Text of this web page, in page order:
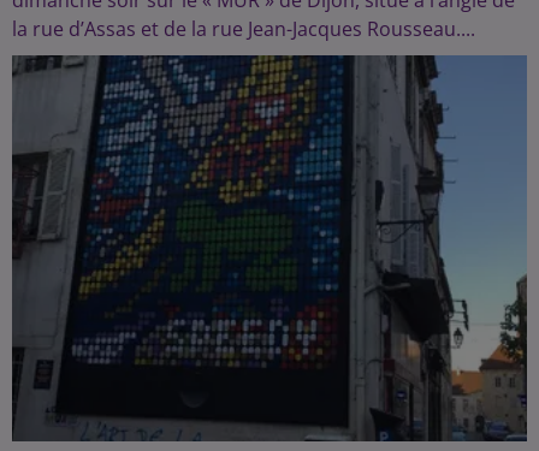
la rue d’Assas et de la rue Jean-Jacques Rousseau....